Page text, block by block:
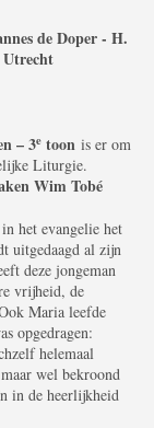
de Doper - H.
Utrecht
– 3e toon is er om
Liturgie.
Wim Tobé
het evangelie het
uitgedaagd al zijn
deze jongeman
vrijheid, de
Maria leefde
opgedragen:
helemaal
wel bekroond
in de heerlijkheid